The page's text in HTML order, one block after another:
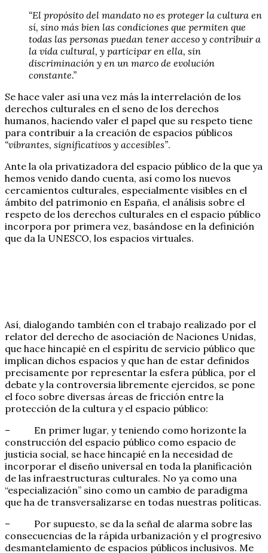
“El propósito del mandato no es proteger la cultura en
sí, sino más bien las condiciones que permiten que
todas las personas puedan tener acceso y contribuir a
la vida cultural, y participar en ella, sin
discriminación y en un marco de evolución
constante.”
Se hace valer así una vez más la interrelación de los
derechos culturales en el seno de los derechos
humanos, haciendo valer el papel que su respeto tiene
para contribuir a la creación de espacios públicos
“vibrantes, significativos y accesibles”.
Ante la ola privatizadora del espacio público de la que ya
hemos venido dando cuenta, así como los nuevos
cercamientos culturales, especialmente visibles en el
ámbito del patrimonio en España, el análisis sobre el
respeto de los derechos culturales en el espacio público
incorpora por primera vez, basándose en la definición
que da la UNESCO, los espacios virtuales.
Así, dialogando también con el trabajo realizado por el
relator del derecho de asociación de Naciones Unidas,
que hace hincapié en el espíritu de servicio público que
implican dichos espacios y que han de estar definidos
precisamente por representar la esfera pública, por el
debate y la controversia libremente ejercidos, se pone
el foco sobre diversas áreas de fricción entre la
protección de la cultura y el espacio público:
– En primer lugar, y teniendo como horizonte la
construcción del espacio público como espacio de
justicia social, se hace hincapié en la necesidad de
incorporar el diseño universal en toda la planificación
de las infraestructuras culturales. No ya como una
“especialización” sino como un cambio de paradigma
que ha de transversalizarse en todas nuestras políticas.
– Por supuesto, se da la señal de alarma sobre las
consecuencias de la rápida urbanización y el progresivo
desmantelamiento de espacios públicos inclusivos. Me